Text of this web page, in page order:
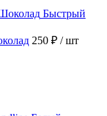
Быстрый
250 ₽ / шт